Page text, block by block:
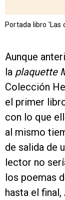
Portada libro 'Las
Aunque
la plaquette
Colección
el primer
con lo que
al mismo
de salida de
lector no
los poemas
hasta el